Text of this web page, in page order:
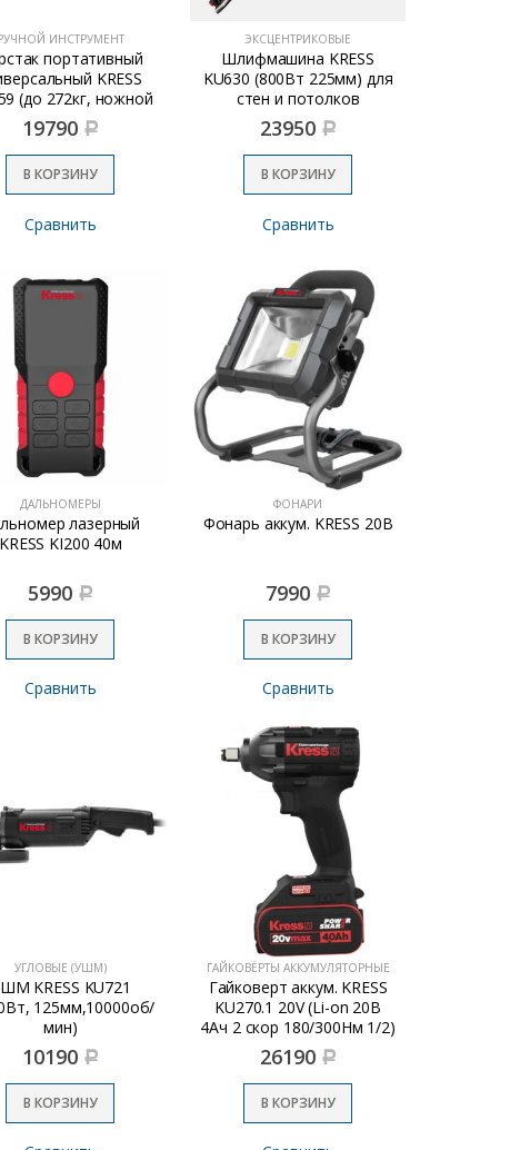
ИНСТРУМЕНТ
портативный
KRESS
(до 272кг, ножной
сила 1000кг,
0-940мм, 19кг)
19790 Р
В КОРЗИНУ
Сравнить
ЭКСЦЕНТРИКОВЫЕ
Шлифмашина KRESS
KU630 (800Вт 225мм) для
стен и потолков
23950 Р
В КОРЗИНУ
Сравнить
ДАЛЬНОМЕРЫ
лазерный
KRESS KI200 40м
5990 Р
В КОРЗИНУ
Сравнить
ФОНАРИ
Фонарь аккум. KRESS 20В
7990 Р
В КОРЗИНУ
Сравнить
УГЛОВЫЕ (УШМ)
KRESS KU721
125мм,10000об/
мин)
10190 Р
В КОРЗИНУ
ГАЙКОВЁРТЫ АККУМУЛЯТОРНЫЕ
Гайковерт аккум. KRESS
KU270.1 20V (Li-on 20В
4Ач 2 скор 180/300Нм 1/2)
26190 Р
В КОРЗИНУ